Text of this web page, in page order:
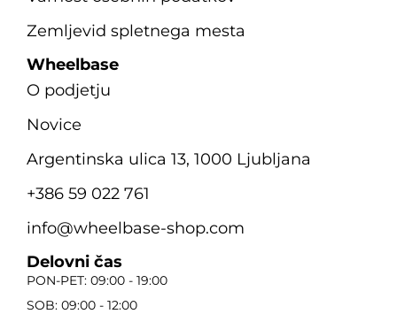
Zemljevid spletnega mesta
Wheelbase
O podjetju
Novice
Argentinska ulica 13, 1000 Ljubljana
+386 59 022 761
info@wheelbase-shop.com
Delovni čas
PON-PET: 09:00 - 19:00
SOB: 09:00 - 12:00